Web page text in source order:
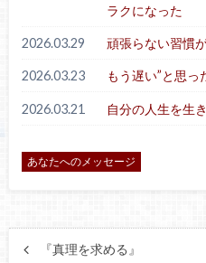
ラクになった
2026.03.29 頑張らない習慣
2026.03.23 もう遅い”と思っ
2026.03.21 自分の人生を生
あなたへのメッセージ
『真理を求める』